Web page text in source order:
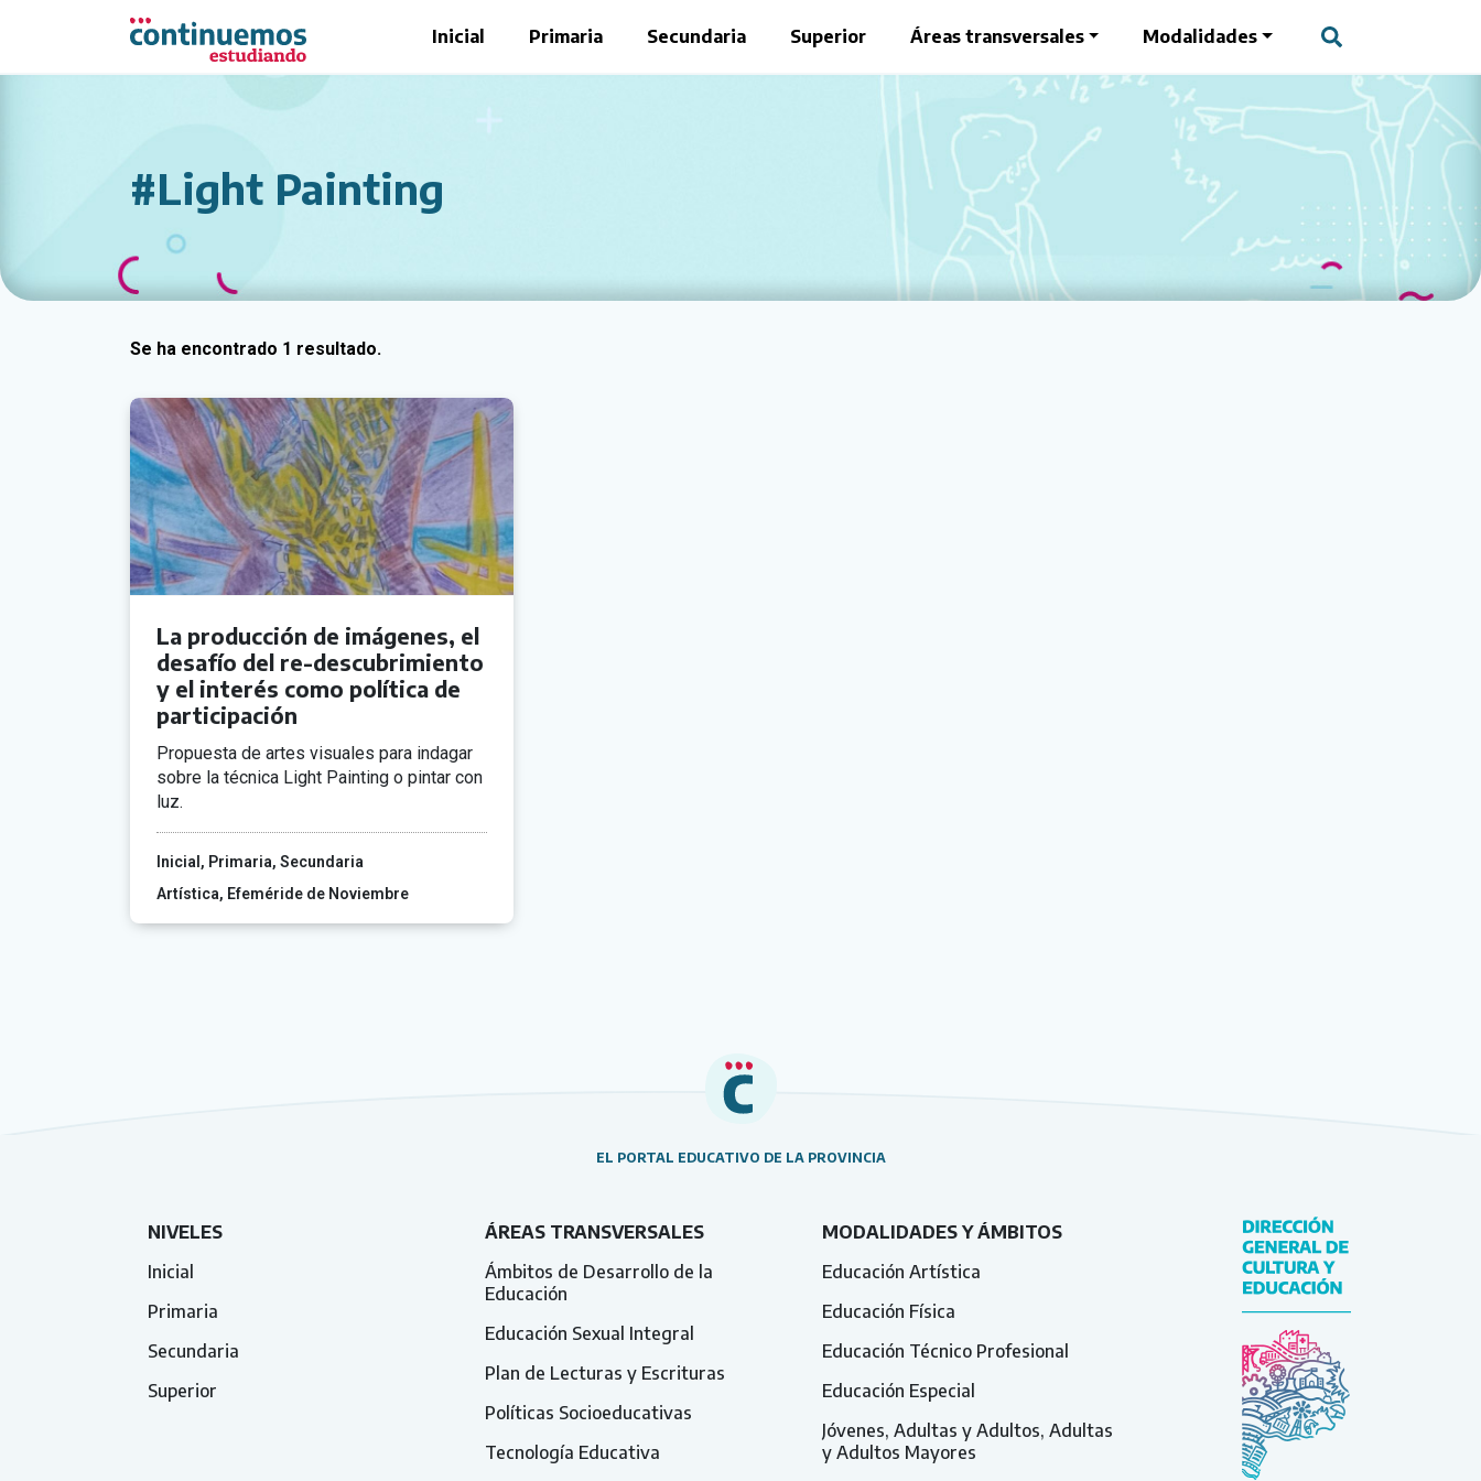
Saltar al contenido principal
Inicial Primaria Secundaria Superior Áreas transversales Modalidades
#Light Painting
Se ha encontrado 1 resultado.
La producción de imágenes, el
desafío del re-descubrimiento
y el interés como política de
participación
Propuesta de artes visuales para indagar
sobre la técnica Light Painting o pintar con
luz.
Inicial Primaria Secundaria
Artística
Efeméride de Noviembre
EL PORTAL EDUCATIVO DE LA PROVINCIA
NIVELES
Inicial
Primaria
Secundaria
Superior
ÁREAS TRANSVERSALES
Ámbitos de Desarrollo de la
Educación
Educación Sexual Integral
Plan de Lecturas y Escrituras
Políticas Socioeducativas
Tecnología Educativa
MODALIDADES Y ÁMBITOS
Educación Artística
Educación Física
Educación Técnico Profesional
Educación Especial
Jóvenes, Adultas y Adultos, Adultas
y Adultos Mayores